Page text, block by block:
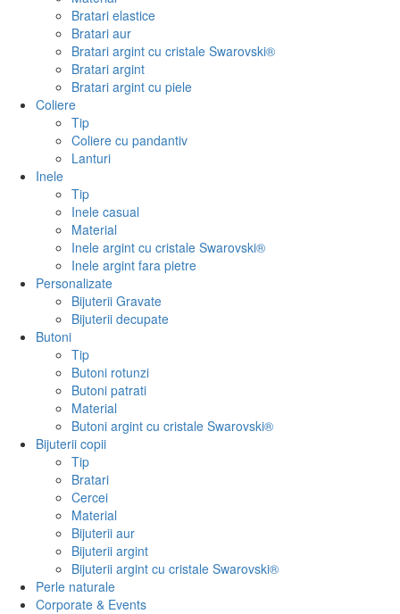
Bratari elastice
Bratari aur
Bratari argint cu cristale Swarovski®
Bratari argint
Bratari argint cu piele
Coliere
Tip
Coliere cu pandantiv
Lanturi
Inele
Tip
Inele casual
Material
Inele argint cu cristale Swarovski®
Inele argint fara pietre
Personalizate
Bijuterii Gravate
Bijuterii decupate
Butoni
Tip
Butoni rotunzi
Butoni patrati
Material
Butoni argint cu cristale Swarovski®
Bijuterii copii
Tip
Bratari
Cercei
Material
Bijuterii aur
Bijuterii argint
Bijuterii argint cu cristale Swarovski®
Perle naturale
Corporate & Events